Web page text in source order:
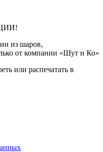
из шаров,
от компании «Шут и Ко»
или распечатать в